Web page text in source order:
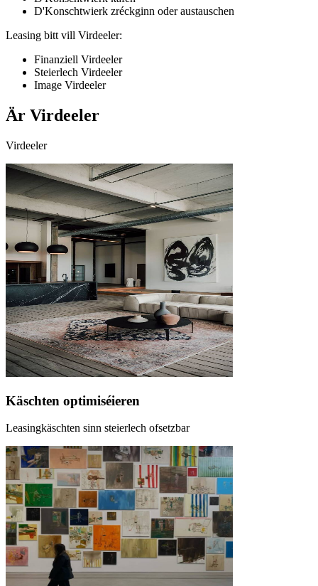
D'Konschtwierk zréckginn oder austauschen
Leasing bitt vill Virdeeler:
Finanziell Virdeeler
Steierlech Virdeeler
Image Virdeeler
Är Virdeeler
Virdeeler
Käschten optimiséieren
Leasingkäschten sinn steierlech ofsetzbar